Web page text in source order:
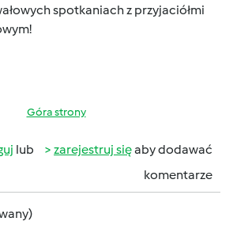
spotkaniach z przyjaciółmi
Góra strony
lub zarejestruj sięaby dodawać
komentarze